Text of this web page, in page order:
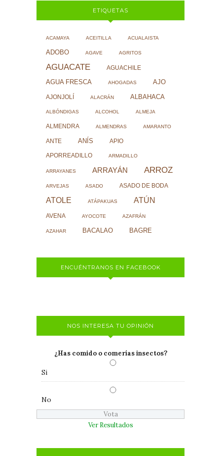
ETIQUETAS
ACAMAYA ACEITILLA ACUALAISTA
ADOBO AGAVE AGRITOS
AGUACATE AGUACHILE
AGUA FRESCA AHOGADAS AJO
AJONJOLÍ ALACRÁN ALBAHACA
ALBÓNDIGAS ALCOHOL ALMEJA
ALMENDRA ALMENDRAS AMARANTO
ANTE ANÍS APIO
APORREADILLO ARMADILLO
ARRAYANES ARRAYÁN ARROZ
ARVEJAS ASADO ASADO DE BODA
ATOLE ATÁPAKUAS ATÚN
AVENA AYOCOTE AZAFRÁN
AZAHAR BACALAO BAGRE
ENCUÉNTRANOS EN FACEBOOK
NOS INTERESA TU OPINIÓN
¿Has comido o comerías insectos?
Si
No
Ver Resultados